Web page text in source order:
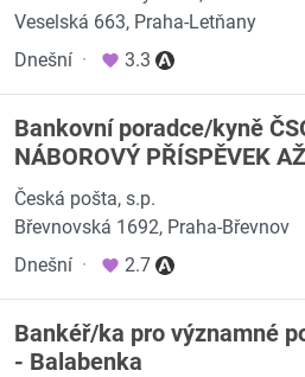
Veselská 663, Praha-Letňany
Dnešní · 3.3
Bankovní poradce/kyně
NÁBOROVÝ PŘÍSPĚVEK
Česká pošta, s.p.
Břevnovská 1692, Praha-Břevnov
Dnešní · 2.7
Bankéř/ka pro významné
- Balabenka